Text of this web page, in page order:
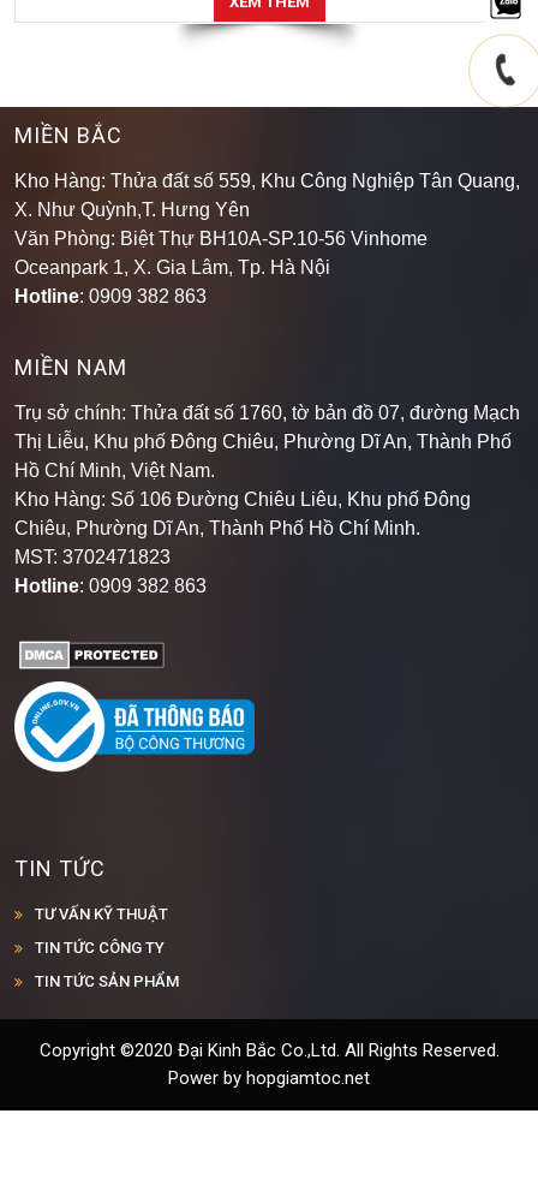
MIỀN BẮC
Kho Hàng: Thửa đất số 559, Khu Công Nghiệp Tân Quang,
X. Như Quỳnh,T. Hưng Yên
Văn Phòng: Biệt Thự BH10A-SP.10-56 Vinhome
Oceanpark 1, X. Gia Lâm, Tp. Hà Nội
Hotline: 0909 382 863
Trụ sở chính: Thửa đất số 1760, tờ bản đồ 07, đường Mạch
Thị Liễu, Khu phố Đông Chiêu, Phường Dĩ An, Thành Phố
Hồ Chí Minh, Việt Nam.
Kho Hàng: Số 106 Đường Chiêu Liêu, Khu phố Đông
Chiêu, Phường Dĩ An, Thành Phố Hồ Chí Minh.
MST: 3702471823
Hotline: 0909 382 863
TƯ VẤN KỸ THUẬT
TIN TỨC CÔNG TY
TIN TỨC SẢN PHẨM
Copyright ©2020 Đại Kinh Bắc Co.,Ltd. All Rights Reserved.
Power by hopgiamtoc.net